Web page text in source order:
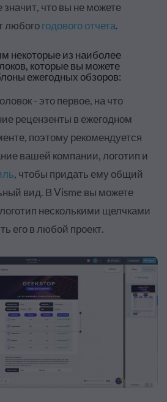
что вы не можете
любогогодового отчета.
некоторые из наиболее
которые вы можете
ежегодных обзоров:
- это первое, на что
рецензенты в ежегодном
поэтому рекомендуется
вашей компании, логотип и
, чтобы придать ему общий
вид. В Visme вы можете
несколькими щелчками
его в любой проект.